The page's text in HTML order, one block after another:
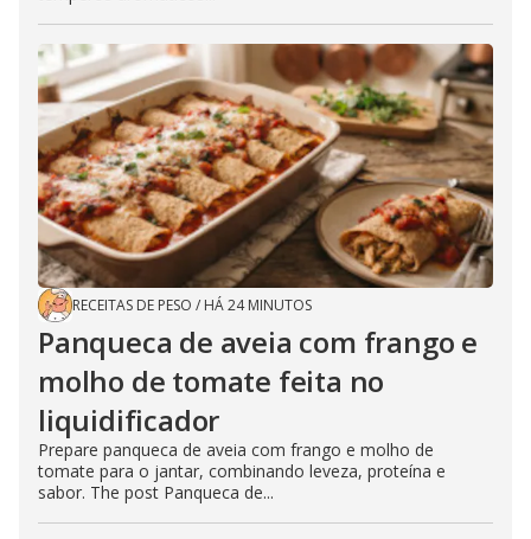
RECEITAS DE PESO / HÁ 24 MINUTOS
Panqueca de aveia com frango e
molho de tomate feita no
liquidificador
Prepare panqueca de aveia com frango e molho de
tomate para o jantar, combinando leveza, proteína e
sabor. The post Panqueca de...